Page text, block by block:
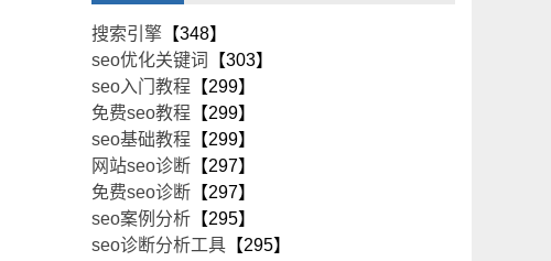
搜索引擎 【348】
seo优化关键词
【303】
seo入门教程 【299】
免费seo教程 【299】
seo基础教程 【299】
网站seo诊断 【297】
免费seo诊断 【297】
seo案例分析 【295】
seo诊断分析工具 【295】